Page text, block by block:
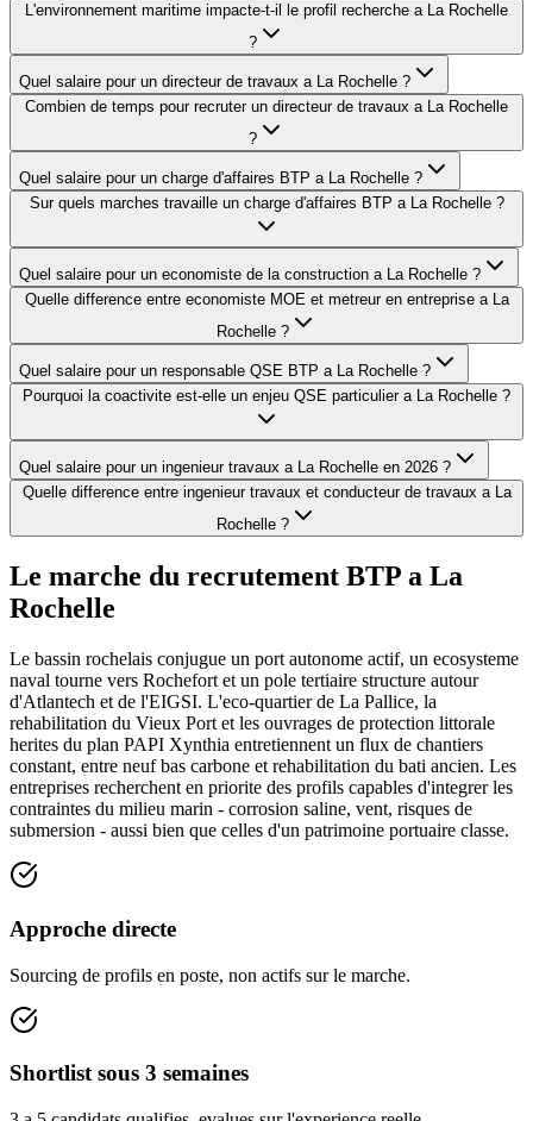
L'environnement maritime impacte-t-il le profil recherche a La Rochelle
?
Quel salaire pour un directeur de travaux a La Rochelle ?
Combien de temps pour recruter un directeur de travaux a La Rochelle
?
Quel salaire pour un charge d'affaires BTP a La Rochelle ?
Sur quels marches travaille un charge d'affaires BTP a La Rochelle ?
Quel salaire pour un economiste de la construction a La Rochelle ?
Quelle difference entre economiste MOE et metreur en entreprise a La
Rochelle ?
Quel salaire pour un responsable QSE BTP a La Rochelle ?
Pourquoi la coactivite est-elle un enjeu QSE particulier a La Rochelle ?
Quel salaire pour un ingenieur travaux a La Rochelle en 2026 ?
Quelle difference entre ingenieur travaux et conducteur de travaux a La
Rochelle ?
Le marche du recrutement BTP a La
Rochelle
Le bassin rochelais conjugue un port autonome actif, un ecosysteme
naval tourne vers Rochefort et un pole tertiaire structure autour
d'Atlantech et de l'EIGSI. L'eco-quartier de La Pallice, la
rehabilitation du Vieux Port et les ouvrages de protection littorale
herites du plan PAPI Xynthia entretiennent un flux de chantiers
constant, entre neuf bas carbone et rehabilitation du bati ancien. Les
entreprises recherchent en priorite des profils capables d'integrer les
contraintes du milieu marin - corrosion saline, vent, risques de
submersion - aussi bien que celles d'un patrimoine portuaire classe.
Approche directe
Sourcing de profils en poste, non actifs sur le marche.
Shortlist sous 3 semaines